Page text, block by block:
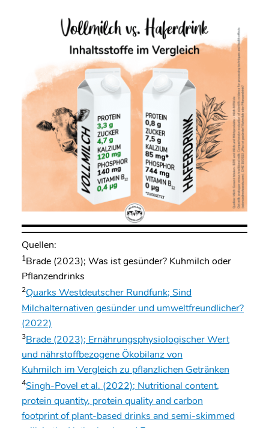
Quellen:
1Brade (2023); Was ist gesünder? Kuhmilch oder
Pflanzendrinks
2Quarks Westdeutscher Rundfunk; Sind
Milchalternativen gesünder und umweltfreundlicher?
(2022)
3Brade (2023); Ernährungsphysiologischer Wert
und nährstoffbezogene Ökobilanz von
Kuhmilch im Vergleich zu pflanzlichen Getränken
4Singh-Povel et al. (2022); Nutritional content,
protein quantity, protein quality and carbon
footprint of plant-based drinks and semi-skimmed